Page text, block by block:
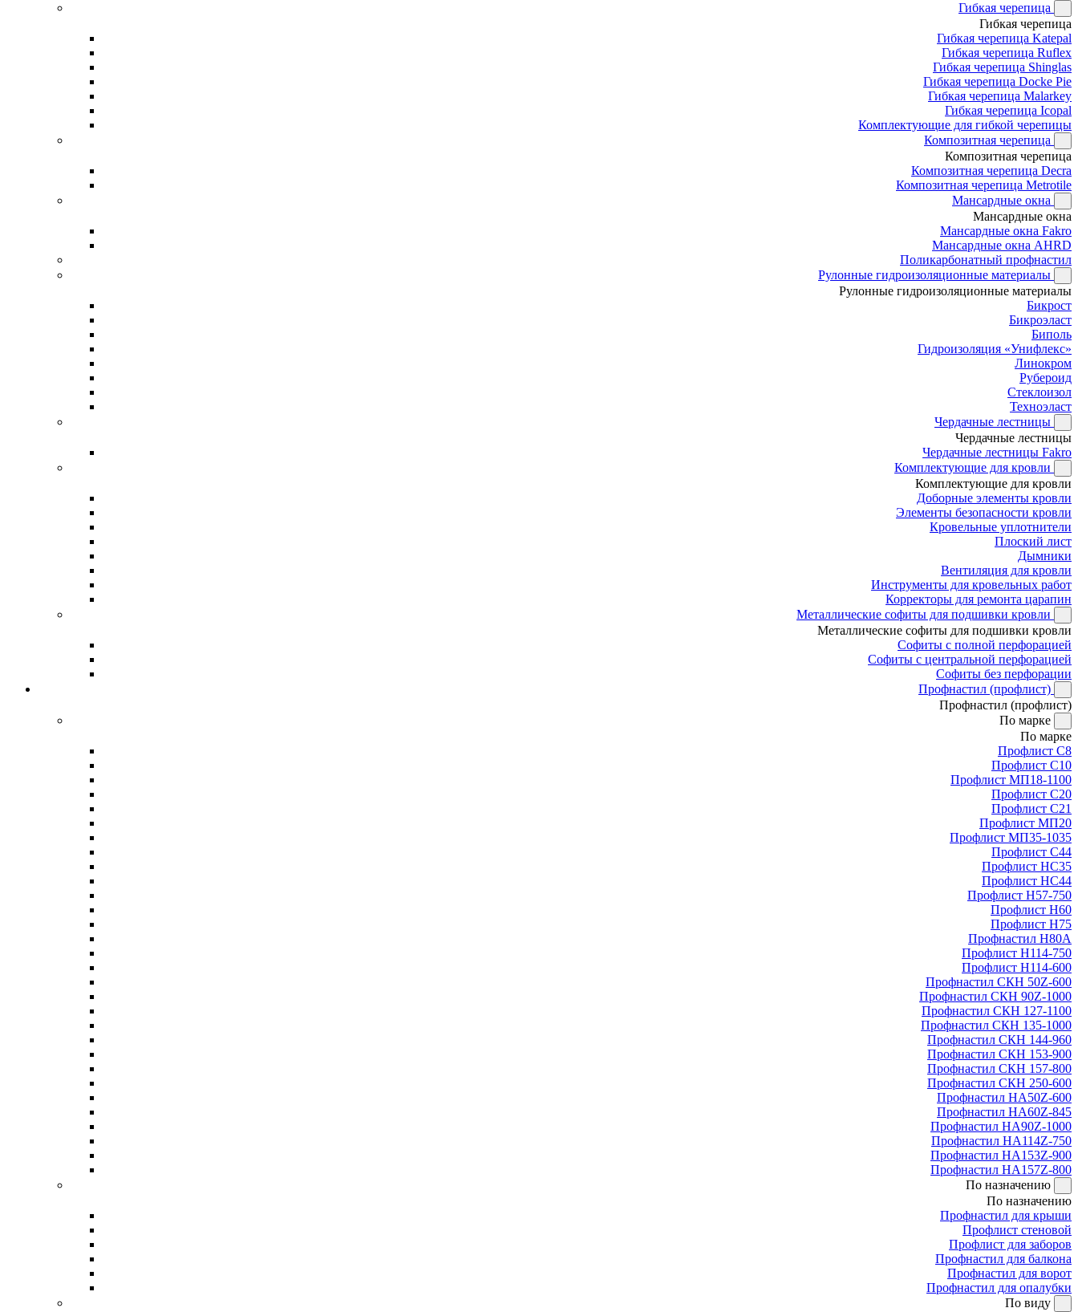
Гибкая черепица
Гибкая черепица
Гибкая черепица Katepal
Гибкая черепица Ruflex
Гибкая черепица Shinglas
Гибкая черепица Docke Pie
Гибкая черепица Malarkey
Гибкая черепица Icopal
Комплектующие для гибкой черепицы
Композитная черепица
Композитная черепица
Композитная черепица Decra
Композитная черепица Metrotile
Мансардные окна
Мансардные окна
Мансардные окна Fakro
Мансардные окна AHRD
Поликарбонатный профнастил
Рулонные гидроизоляционные материалы
Рулонные гидроизоляционные материалы
Бикрост
Бикроэласт
Биполь
Гидроизоляция «Унифлекс»
Линокром
Рубероид
Стеклоизол
Техноэласт
Чердачные лестницы
Чердачные лестницы
Чердачные лестницы Fakro
Комплектующие для кровли
Комплектующие для кровли
Доборные элементы кровли
Элементы безопасности кровли
Кровельные уплотнители
Плоский лист
Дымники
Вентиляция для кровли
Инструменты для кровельных работ
Корректоры для ремонта царапин
Металлические софиты для подшивки кровли
Металлические софиты для подшивки кровли
Софиты с полной перфорацией
Софиты с центральной перфорацией
Софиты без перфорации
Профнастил (профлист)
Профнастил (профлист)
По марке
По марке
Профлист С8
Профлист С10
Профлист МП18-1100
Профлист С20
Профлист С21
Профлист МП20
Профлист МП35-1035
Профлист С44
Профлист НС35
Профлист НС44
Профлист Н57-750
Профлист Н60
Профлист Н75
Профнастил Н80А
Профлист Н114-750
Профлист Н114-600
Профнастил СКН 50Z-600
Профнастил СКН 90Z-1000
Профнастил СКН 127-1100
Профнастил СКН 135-1000
Профнастил СКН 144-960
Профнастил СКН 153-900
Профнастил СКН 157-800
Профнастил СКН 250-600
Профнастил НА50Z-600
Профнастил НА60Z-845
Профнастил НА90Z-1000
Профнастил НА114Z-750
Профнастил НА153Z-900
Профнастил НА157Z-800
По назначению
По назначению
Профнастил для крыши
Профлист стеновой
Профлист для заборов
Профнастил для балкона
Профнастил для ворот
Профнастил для опалубки
По виду